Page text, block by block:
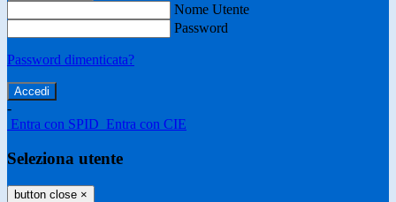
Nome Utente
Password
Password dimenticata?
-
Entra con SPID Entra con CIE
Seleziona utente
button close ×